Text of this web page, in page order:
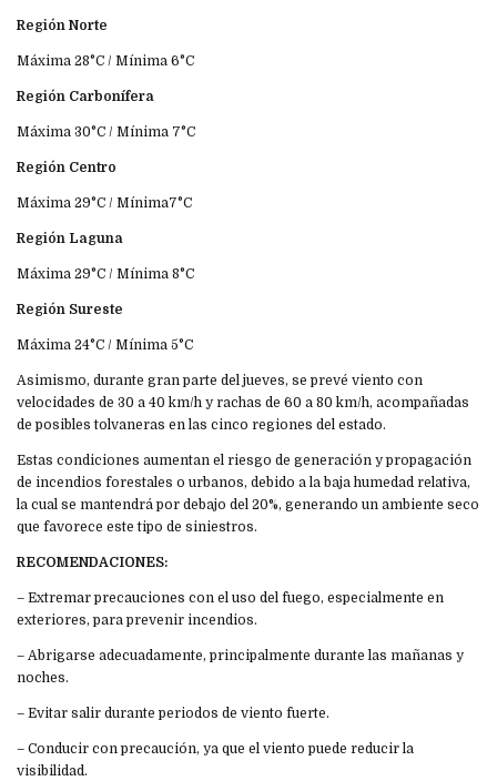
Región Norte
Máxima 28°C / Mínima 6°C
Región Carbonífera
Máxima 30°C / Mínima 7°C
Región Centro
Máxima 29°C / Mínima7°C
Región Laguna
Máxima 29°C / Mínima 8°C
Región Sureste
Máxima 24°C / Mínima 5°C
Asimismo, durante gran parte del jueves, se prevé viento con
velocidades de 30 a 40 km/h y rachas de 60 a 80 km/h, acompañadas
de posibles tolvaneras en las cinco regiones del estado.
Estas condiciones aumentan el riesgo de generación y propagación
de incendios forestales o urbanos, debido a la baja humedad relativa,
la cual se mantendrá por debajo del 20%, generando un ambiente seco
que favorece este tipo de siniestros.
RECOMENDACIONES:
– Extremar precauciones con el uso del fuego, especialmente en
exteriores, para prevenir incendios.
– Abrigarse adecuadamente, principalmente durante las mañanas y
noches.
– Evitar salir durante periodos de viento fuerte.
– Conducir con precaución, ya que el viento puede reducir la
visibilidad.